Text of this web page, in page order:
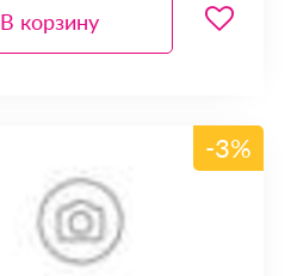
В корзину
-3%